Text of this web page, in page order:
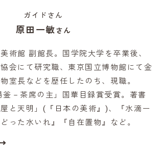
ガイドさん
原田一敏さん
術館 副館長。国学院大学を卒業後、
会にて研究職、東京国立博物館にて金
室長などを歴任したのち、現職。
－茶席の主」国華目録賞受賞。著書
と天明」(『日本の美術』)、『水滴ー
った水いれ』『自在置物』など。